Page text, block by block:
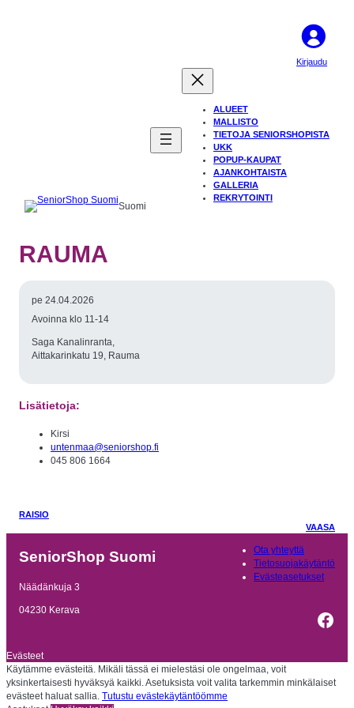
Suomi
Kirjaudu
ALUEET
MALLISTO
TIETOJA SENIORSHOPISTA
UKK
POPUP-KAUPAT
AJANKOHTAISTA
GALLERIA
REKRYTOINTI
RAUMA
pe 24.04.2026
Avoinna klo 11-14
Saga Kanalinranta,
Aittakarinkatu 19, Rauma
Lisätietoja:
Kirsi
untenmaa@seniorshop.fi
045 806 1664
RAISIO
VAASA
SeniorShop Suomi
Näädänkuja 3
04230 Kerava
Ota yhteyttä
Tietosuojakäytäntö
Evästeasetukset
Evästeet
Käytämme evästeitä. Mikäli tässä ei mielestäsi ole ongelmaa, voit
yksinkertaisesti hyväksyä kaikki. Asetuksista voit valita tarkemmin minkälaiset
evästeet haluat sallia. Tutustu evästekäytäntöömme